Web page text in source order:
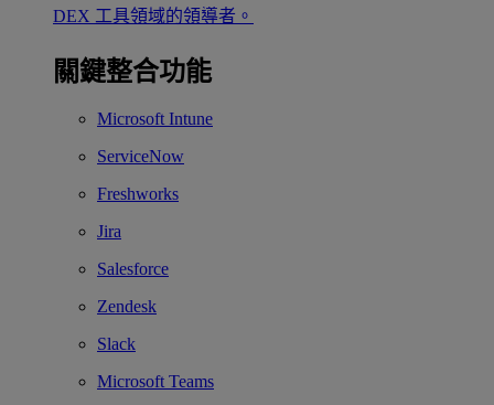
DEX 工具領域的領導者。
關鍵整合功能
Microsoft Intune
ServiceNow
Freshworks
Jira
Salesforce
Zendesk
Slack
Microsoft Teams